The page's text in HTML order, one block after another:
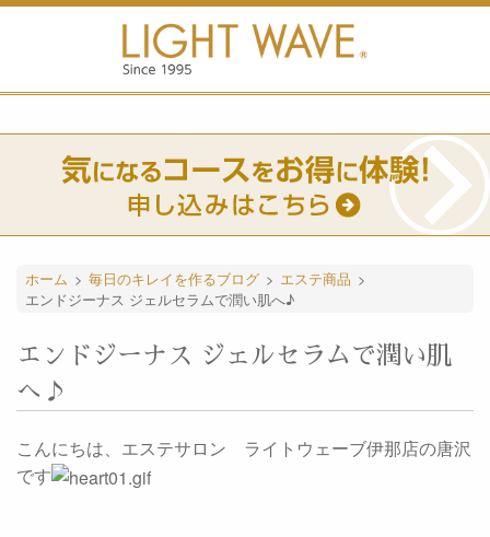
ホーム > 毎日のキレイを作るブログ > エステ商品 >
エンドジーナス ジェルセラムで潤い肌へ♪
エンドジーナス ジェルセラムで潤い肌
へ♪
こんにちは、エステサロン ライトウェーブ伊那店の唐沢
です